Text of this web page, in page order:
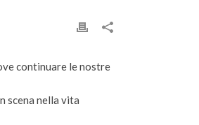
continuare le nostre
scena nella vita